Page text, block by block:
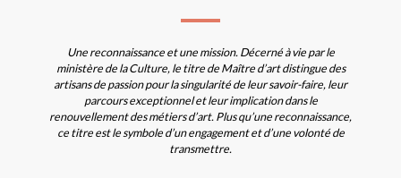
Une reconnaissance et une mission. Décerné à vie par le
ministère de la Culture, le titre de Maître d’art distingue des
artisans de passion pour la singularité de leur savoir-faire, leur
parcours exceptionnel et leur implication dans le
renouvellement des métiers d’art. Plus qu’une reconnaissance,
ce titre est le symbole d’un engagement et d’une volonté de
transmettre.